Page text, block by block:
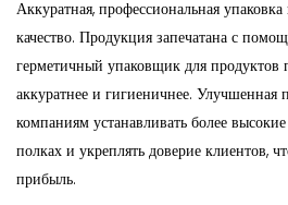
Аккуратная, профессиональная
качество. Продукция запечатана с
герметичный упаковщик для продуктов
аккуратнее и гигиеничнее. Улучшенная
компаниям устанавливать более
полках и укреплять доверие клиентов,
прибыль.